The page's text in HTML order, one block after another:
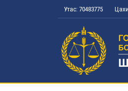
Утас: 70483775